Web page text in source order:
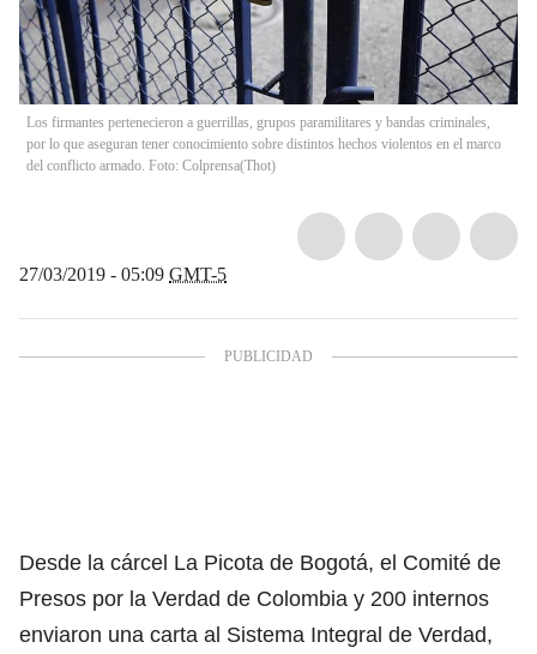
Los firmantes pertenecieron a guerrillas, grupos paramilitares y bandas criminales,
por lo que aseguran tener conocimiento sobre distintos hechos violentos en el marco
del conflicto armado. Foto: Colprensa(Thot)
27/03/2019 - 05:09 GMT-5
Desde la cárcel La Picota de Bogotá, el Comité de
Presos por la Verdad de Colombia y 200 internos
enviaron una carta al Sistema Integral de Verdad,